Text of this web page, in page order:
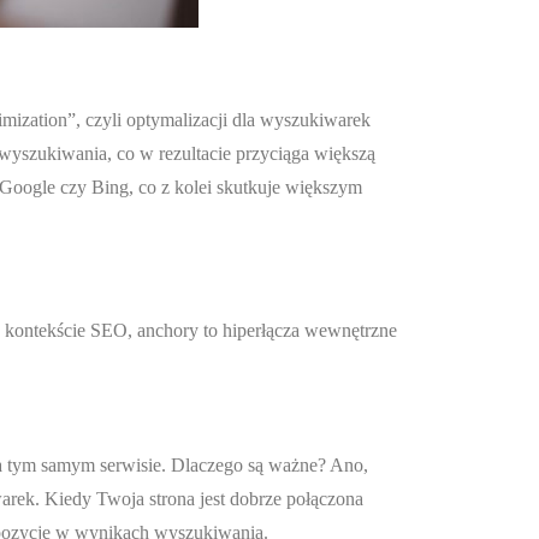
czyli optymalizacji dla wyszukiwarek
co w rezultacie przyciąga większą
czy Bing, co z kolei skutkuje większym
SEO, anchory to hiperłącza wewnętrzne
samym serwisie. Dlaczego są ważne? Ano,
Kiedy Twoja strona jest dobrze połączona
w wynikach wyszukiwania.